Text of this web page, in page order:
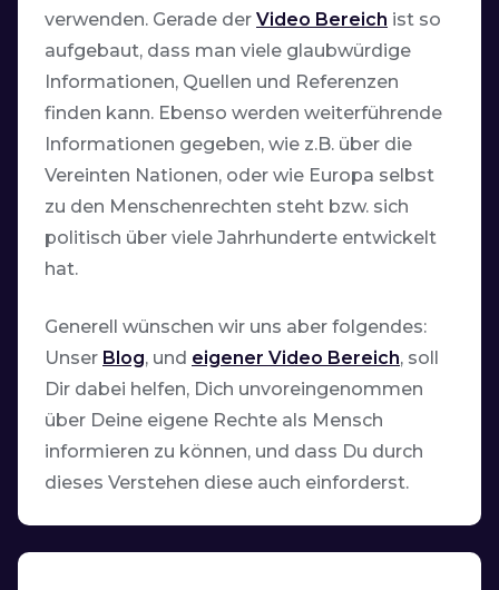
verwenden. Gerade der Video Bereich ist so
aufgebaut, dass man viele glaubwürdige
Informationen, Quellen und Referenzen
finden kann. Ebenso werden weiterführende
Informationen gegeben, wie z.B. über die
Vereinten Nationen, oder wie Europa selbst
zu den Menschenrechten steht bzw. sich
politisch über viele Jahrhunderte entwickelt
hat.
Generell wünschen wir uns aber folgendes:
Unser Blog, und eigener Video Bereich, soll
Dir dabei helfen, Dich unvoreingenommen
über Deine eigene Rechte als Mensch
informieren zu können, und dass Du durch
dieses Verstehen diese auch einforderst.